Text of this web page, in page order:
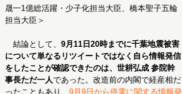
晟一1億総活躍・少子化担当大臣、橋本聖子五輪
担当大臣＞
結論として、 9月11日20時までに千葉地震被害
について単なるリツイートではなく自ら情報発信
をしたことが確認できたのは、世耕弘成 参院幹
事長ただ一人であった。改造前の内閣で経産相だ
ったこともあり、 9月9日から停電に関する情報発